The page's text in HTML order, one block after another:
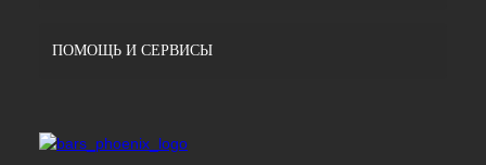
ПОМОЩЬ И СЕРВИСЫ